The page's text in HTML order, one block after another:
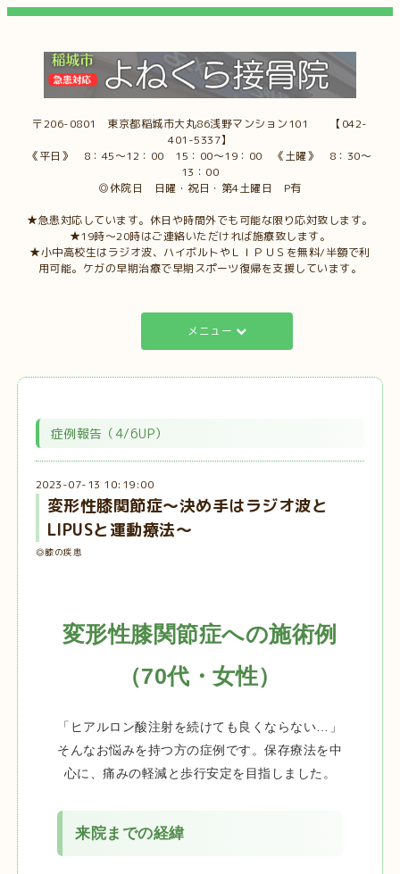
〒206-0801 東京都稲城市大丸86浅野マンション101 【042-
401-5337】
《平日》 8：45～12：00 15：00～19：00 《土曜》 8：30～
13：00
◎休院日 日曜・祝日・第4土曜日 P有
★急患対応しています。休日や時間外でも可能な限り応対致します。
★19時～20時はご連絡いただければ施療致します。
★小中高校生はラジオ波、ハイボルトやＬＩＰＵＳを無料/半額で利
用可能。ケガの早期治療で早期スポーツ復帰を支援しています。
メニュー
症例報告（4/6UP）
2023-07-13 10:19:00
変形性膝関節症～決め手はラジオ波と
LIPUSと運動療法～
◎膝の疾患
変形性膝関節症への施術例
（70代・女性）
「ヒアルロン酸注射を続けても良くならない…」
そんなお悩みを持つ方の症例です。保存療法を中
心に、痛みの軽減と歩行安定を目指しました。
来院までの経緯